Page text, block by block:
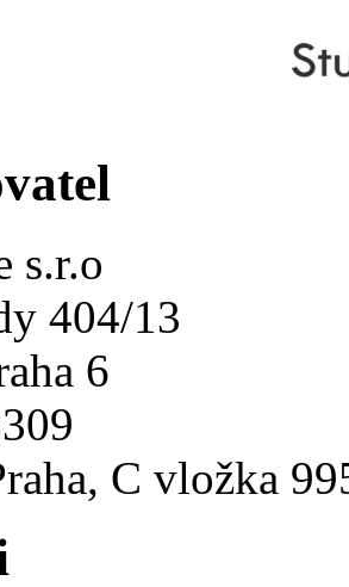
s.r.o
404/13
6
C vložka